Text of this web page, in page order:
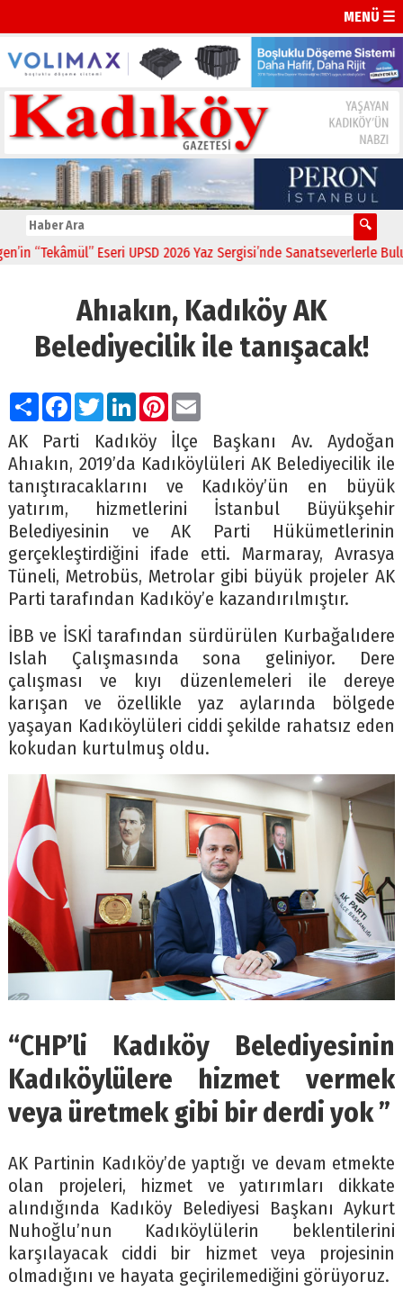
MENÜ ☰
Eseri UPSD 2026 Yaz Sergisi’nde Sanatseverlerle Buluştu
Ahıakın, Kadıköy AK
Belediyecilik ile tanışacak!
PaylaşFacebook
TwitterLinkedIn
Pinterest
Email
AK Parti Kadıköy İlçe Başkanı Av. Aydoğan
Ahıakın, 2019’da Kadıköylüleri AK Belediyecilik ile
tanıştıracaklarını ve Kadıköy’ün en büyük
yatırım, hizmetlerini İstanbul Büyükşehir
Belediyesinin ve AK Parti Hükümetlerinin
gerçekleştirdiğini ifade etti. Marmaray, Avrasya
Tüneli, Metrobüs, Metrolar gibi büyük projeler AK
Parti tarafından Kadıköy’e kazandırılmıştır.
İBB ve İSKİ tarafından sürdürülen Kurbağalıdere
Islah Çalışmasında sona geliniyor. Dere
çalışması ve kıyı düzenlemeleri ile dereye
karışan ve özellikle yaz aylarında bölgede
yaşayan Kadıköylüleri ciddi şekilde rahatsız eden
kokudan kurtulmuş oldu.
“CHP’li Kadıköy Belediyesinin
Kadıköylülere hizmet vermek
veya üretmek gibi bir derdi yok ”
AK Partinin Kadıköy’de yaptığı ve devam etmekte
olan projeleri, hizmet ve yatırımları dikkate
alındığında Kadıköy Belediyesi Başkanı Aykurt
Nuhoğlu’nun Kadıköylülerin beklentilerini
karşılayacak ciddi bir hizmet veya projesinin
olmadığını ve hayata geçirilemediğini görüyoruz.